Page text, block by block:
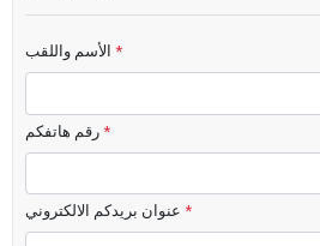
*
*
*